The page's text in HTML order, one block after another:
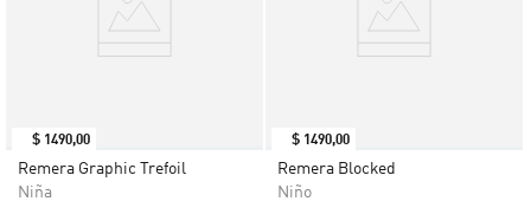
$ 1490,00
Remera Graphic Trefoil
Niña
$ 1490,00
Remera Blocked
Niño